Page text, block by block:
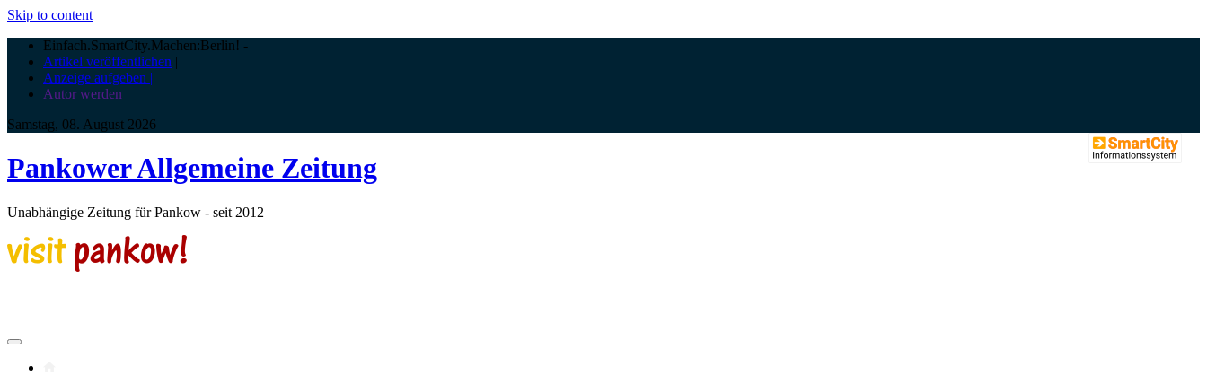
Skip to content
Einfach.SmartCity.Machen:Berlin! -
Artikel veröffentlichen |
Anzeige aufgeben |
Autor werden
Samstag, 08. August 2026
Pankower Allgemeine Zeitung
Unabhängige Zeitung für Pankow - seit 2012